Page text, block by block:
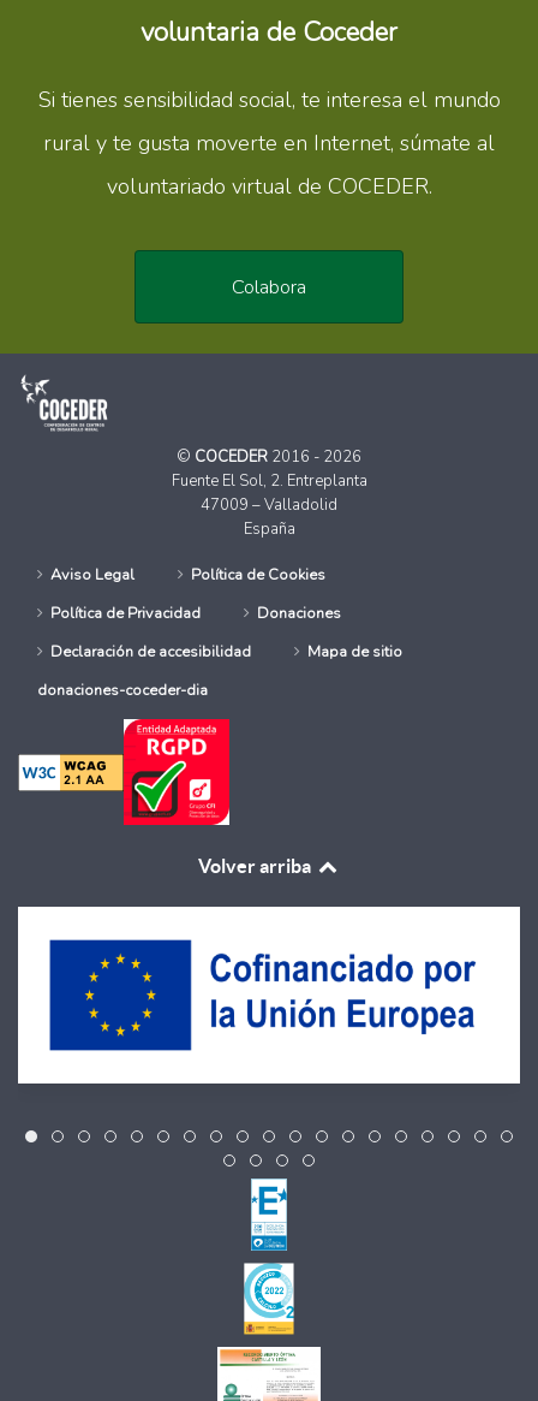
voluntaria de Coceder
Si tienes sensibilidad social, te interesa el mundo
rural y te gusta moverte en Internet, súmate al
voluntariado virtual de COCEDER.
Colabora
© COCEDER 2016 - 2026
Fuente El Sol, 2. Entreplanta
47009 – Valladolid
España
Aviso Legal
Política de Cookies
Política de Privacidad
Donaciones
Declaración de accesibilidad
Mapa de sitio
donaciones-coceder-dia
Volver arriba